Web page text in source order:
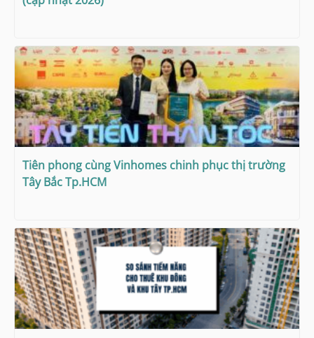
Tiên phong cùng Vinhomes chinh phục thị trường
Tây Bắc Tp.HCM